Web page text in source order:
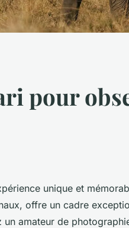
pour
unique et
offre un cadre
un amateur de